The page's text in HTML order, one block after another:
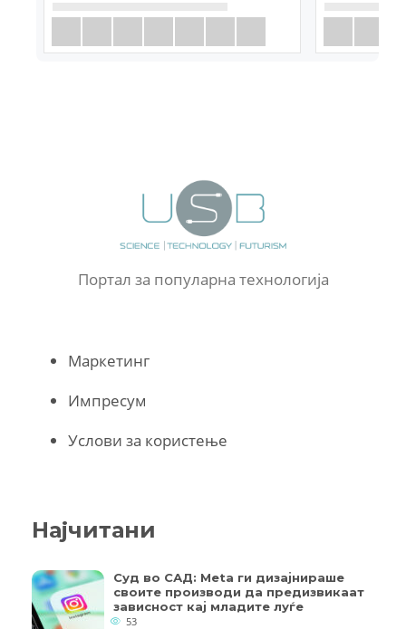
Портал за популарна технологија
Маркетинг
Импресум
Услови за користење
Најчитани
Суд во САД: Meta ги дизајнираше
своите производи да предизвикаат
зависност кај младите луѓе
53